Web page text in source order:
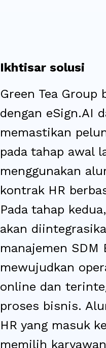
Ikhtisar solusi
Green Tea Group
dengan eSign.AI
memastikan
pada tahap awal
menggunakan
kontrak HR
Pada tahap
akan
manajemen SDM
mewujudkan
online dan
proses bisnis.
HR yang masuk
memilih